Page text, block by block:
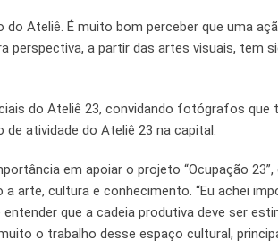
Ateliê. É muito bom perceber que uma
perspectiva, a partir das artes visuais, tem
do Ateliê 23, convidando fotógrafos que
atividade do Ateliê 23 na capital.
em apoiar o projeto “Ocupação 23”,
arte, cultura e conhecimento. “Eu achei
que a cadeia produtiva deve ser
o trabalho desse espaço cultural,